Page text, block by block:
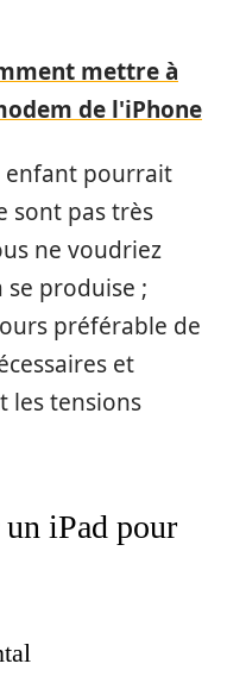
mettre à
de l'iPhone
enfant pourrait
sont pas très
ne voudriez
produise ;
préférable de
et
les tensions
iPad pour